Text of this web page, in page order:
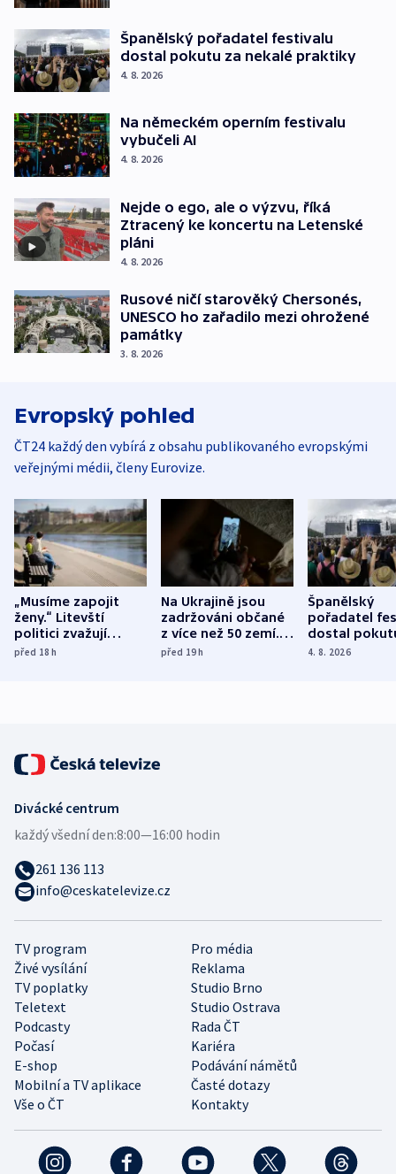
Španělský pořadatel festivalu
dostal pokutu za nekalé praktiky
4. 8. 2026
Na německém operním festivalu
vybučeli AI
4. 8. 2026
Nejde o ego, ale o výzvu, říká
Ztracený ke koncertu na Letenské
pláni
4. 8. 2026
Rusové ničí starověký Chersonés,
UNESCO ho zařadilo mezi ohrožené
památky
3. 8. 2026
Evropský pohled
ČT24 každý den vybírá z obsahu publikovaného evropskými
veřejnými médii, členy Eurovize.
„Musíme zapojit
ženy.“ Litevští
politici zvažují
dohodu o
před 18h
Na Ukrajině jsou
zadržováni občané
z více než 50 zemí.
Bojovali na straně
před 19h
Španělský
pořadatel
dostal
nekalé
4. 8. 2026
TV program
Pro média
Živé vysílání
Reklama
TV poplatky
Studio Brno
Teletext
Studio Ostrava
Podcasty
Rada ČT
Počasí
Kariéra
E-shop
Podávání námětů
Mobilní a TV aplikace
Časté dotazy
Vše o ČT
Kontakty
Divácké centrum
každý všední den:8:00—16:00 hodin
261 136 113
info@ceskatelevize.cz